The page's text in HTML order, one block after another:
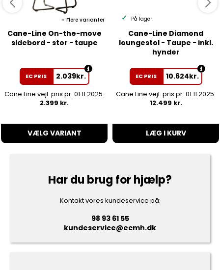
Flere varianter
Cane-Line On-the-move
sidebord - stor - taupe
EC PRIS 2.039kr.
Cane Line vejl. pris pr. 01.11.2025:
2.399 kr.
VÆLG VARIANT
På lager
Cane-Line Diamond
loungestol - Taupe - inkl.
hynder
EC PRIS 10.624kr.
Cane Line vejl. pris pr. 01.11.2025:
12.499 kr.
LÆG I KURV
Har du brug for hjælp?
Kontakt vores kundeservice på:
98 93 61 55
kundeservice@ecmh.dk